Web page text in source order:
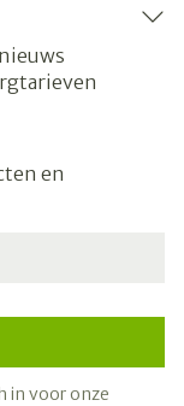
en
in voor onze